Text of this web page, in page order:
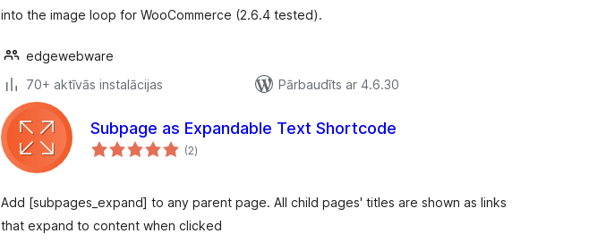
into the image loop for WooCommerce (2.6.4 tested).
edgewebware
70+ aktīvās instalācijas
Pārbaudīts ar 4.6.30
Subpage as Expandable Text Shortcode
(2vērtējumu
kopsumma
)
Add [subpages_expand] to any parent page. All child pages' titles are shown as links
that expand to content when clicked